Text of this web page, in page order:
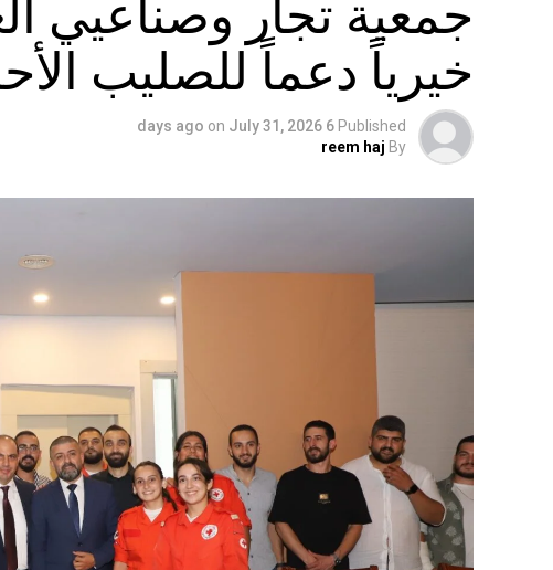
خيرياً دعماً للصليب
Published
6 days ago
on July 31, 2026
By
reem haj